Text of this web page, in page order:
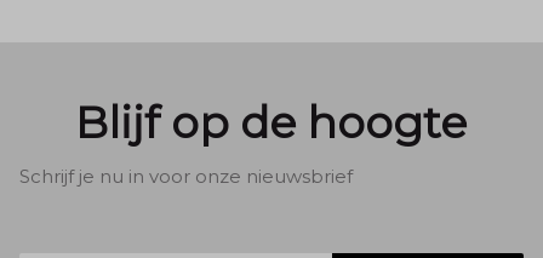
Blijf op de hoogte
Schrijf je nu in voor onze nieuwsbrief